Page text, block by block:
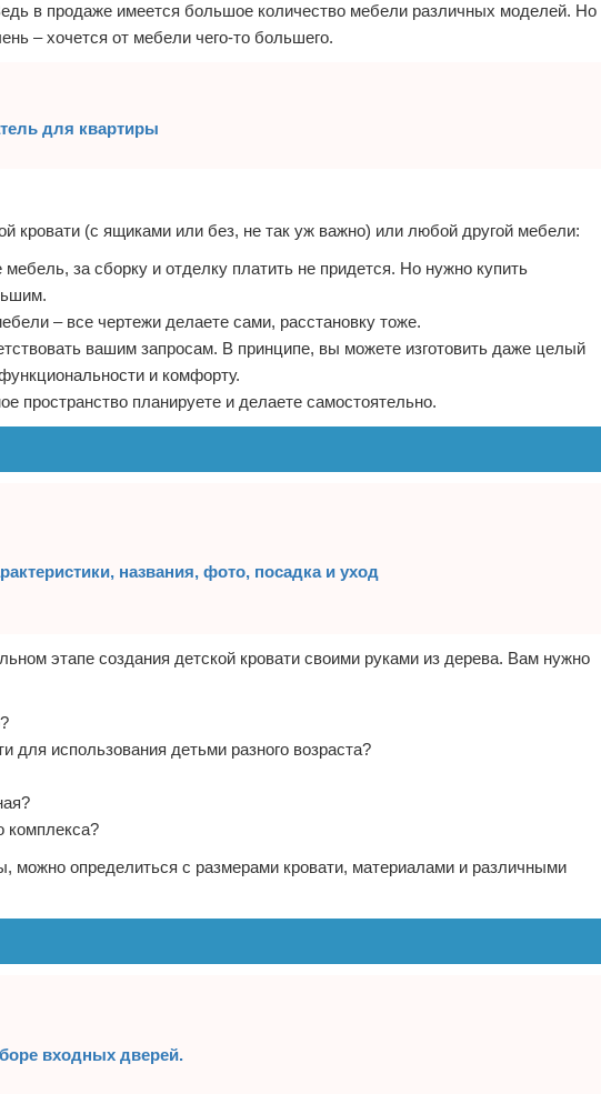
в продаже имеется большое количество мебели различных моделей. Но
– хочется от мебели чего-то большего.
для квартиры
кровати (с ящиками или без, не так уж важно) или любой другой мебели:
за сборку и отделку платить не придется. Но нужно купить
– все чертежи делаете сами, расстановку тоже.
вашим запросам. В принципе, вы можете изготовить даже целый
и комфорту.
пространство планируете и делаете самостоятельно.
названия, фото, посадка и уход
этапе создания детской кровати своими руками из дерева. Вам нужно
использования детьми разного возраста?
комплекса?
можно определиться с размерами кровати, материалами и различными
входных дверей.